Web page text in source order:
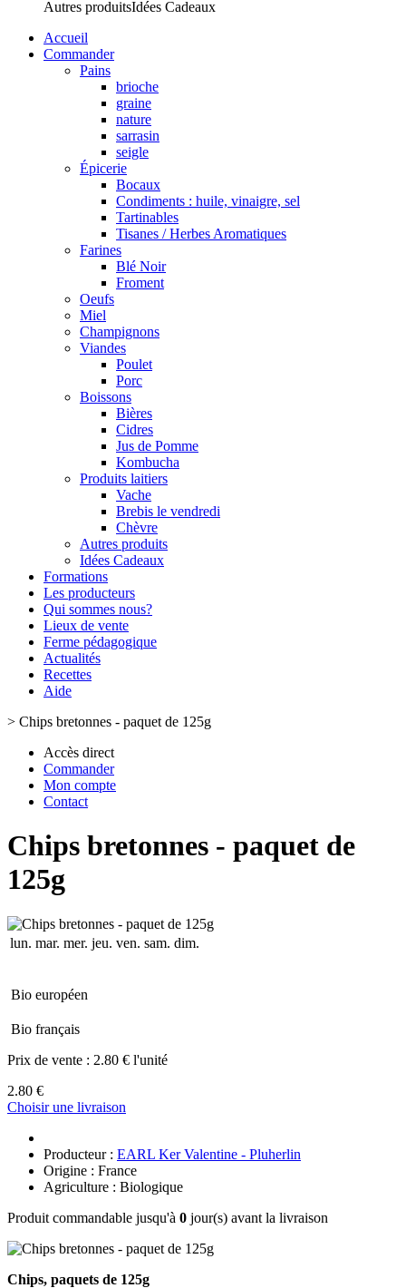
Autres produitsIdées Cadeaux
Accueil
Commander
Pains
brioche
graine
nature
sarrasin
seigle
Épicerie
Bocaux
Condiments : huile, vinaigre, sel
Tartinables
Tisanes / Herbes Aromatiques
Farines
Blé Noir
Froment
Oeufs
Miel
Champignons
Viandes
Poulet
Porc
Boissons
Bières
Cidres
Jus de Pomme
Kombucha
Produits laitiers
Vache
Brebis le vendredi
Chèvre
Autres produits
Idées Cadeaux
Formations
Les producteurs
Qui sommes nous?
Lieux de vente
Ferme pédagogique
Actualités
Recettes
Aide
> Chips bretonnes - paquet de 125g
Accès direct
Commander
Mon compte
Contact
Chips bretonnes - paquet de
125g
lun. mar. mer. jeu. ven. sam. dim.
Bio européen
Bio français
Prix de vente : 2.80 € l'unité
2.80 €
Choisir une livraison
Producteur : EARL Ker Valentine - Pluherlin
Origine : France
Agriculture : Biologique
Produit commandable jusqu'à 0 jour(s) avant la livraison
Chips, paquets de 125g